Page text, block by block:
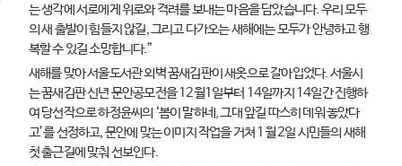
는 생각에 서로에게 위로와 격려를 보내는 마음을 담았습니다. 우리 모두
의 새 출발이 힘들지 않길, 그리고 다가오는 새해에는 모두가 안녕하고 행
복할 수 있길 소망합니다.”
새해를 맞아 서울도서관 외벽 꿈새김판이 새옷으로 갈아입었다. 서울시
는 꿈새김판 신년 문안공모전을 12월1일부터 14일까지 14일간 진행하
여 당선작으로 하정윤씨의 ‘봄이 말하네, 그대 앞길 따스히 데워 놓았다
고’를 선정하고, 문안에 맞는 이미지 작업을 거쳐 1월 2일 시민들의 새해
첫 출근길에 맞춰 선보인다.